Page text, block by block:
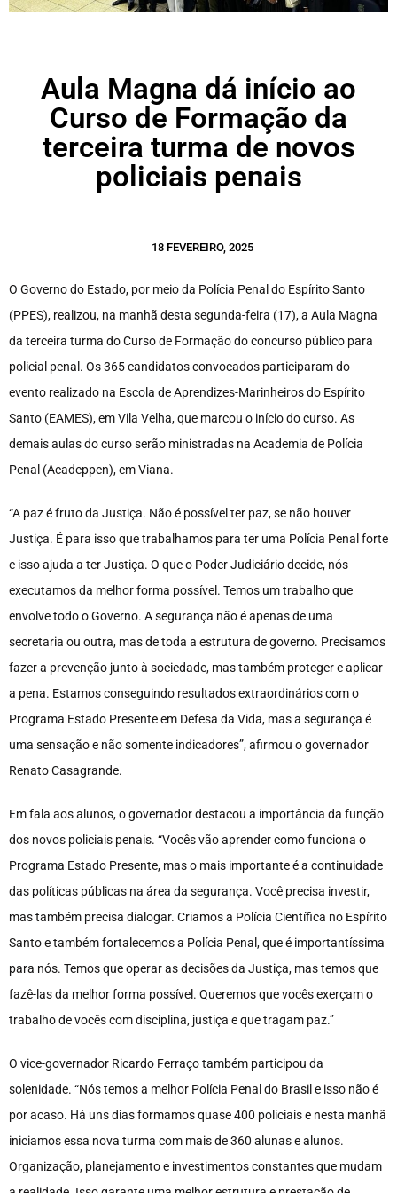
Aula Magna dá início ao
Curso de Formação da
terceira turma de novos
policiais penais
18 FEVEREIRO, 2025
O Governo do Estado, por meio da Polícia Penal do Espírito Santo
(PPES), realizou, na manhã desta segunda-feira (17), a Aula Magna
da terceira turma do Curso de Formação do concurso público para
policial penal. Os 365 candidatos convocados participaram do
evento realizado na Escola de Aprendizes-Marinheiros do Espírito
Santo (EAMES), em Vila Velha, que marcou o início do curso. As
demais aulas do curso serão ministradas na Academia de Polícia
Penal (Acadeppen), em Viana.
“A paz é fruto da Justiça. Não é possível ter paz, se não houver
Justiça. É para isso que trabalhamos para ter uma Polícia Penal forte
e isso ajuda a ter Justiça. O que o Poder Judiciário decide, nós
executamos da melhor forma possível. Temos um trabalho que
envolve todo o Governo. A segurança não é apenas de uma
secretaria ou outra, mas de toda a estrutura de governo. Precisamos
fazer a prevenção junto à sociedade, mas também proteger e aplicar
a pena. Estamos conseguindo resultados extraordinários com o
Programa Estado Presente em Defesa da Vida, mas a segurança é
uma sensação e não somente indicadores”, afirmou o governador
Renato Casagrande.
Em fala aos alunos, o governador destacou a importância da função
dos novos policiais penais. “Vocês vão aprender como funciona o
Programa Estado Presente, mas o mais importante é a continuidade
das políticas públicas na área da segurança. Você precisa investir,
mas também precisa dialogar. Criamos a Polícia Científica no Espírito
Santo e também fortalecemos a Polícia Penal, que é importantíssima
para nós. Temos que operar as decisões da Justiça, mas temos que
fazê-las da melhor forma possível. Queremos que vocês exerçam o
trabalho de vocês com disciplina, justiça e que tragam paz.”
O vice-governador Ricardo Ferraço também participou da
solenidade. “Nós temos a melhor Polícia Penal do Brasil e isso não é
por acaso. Há uns dias formamos quase 400 policiais e nesta manhã
iniciamos essa nova turma com mais de 360 alunas e alunos.
Organização, planejamento e investimentos constantes que mudam